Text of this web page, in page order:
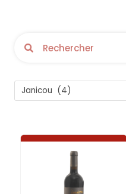
Janicou (4)